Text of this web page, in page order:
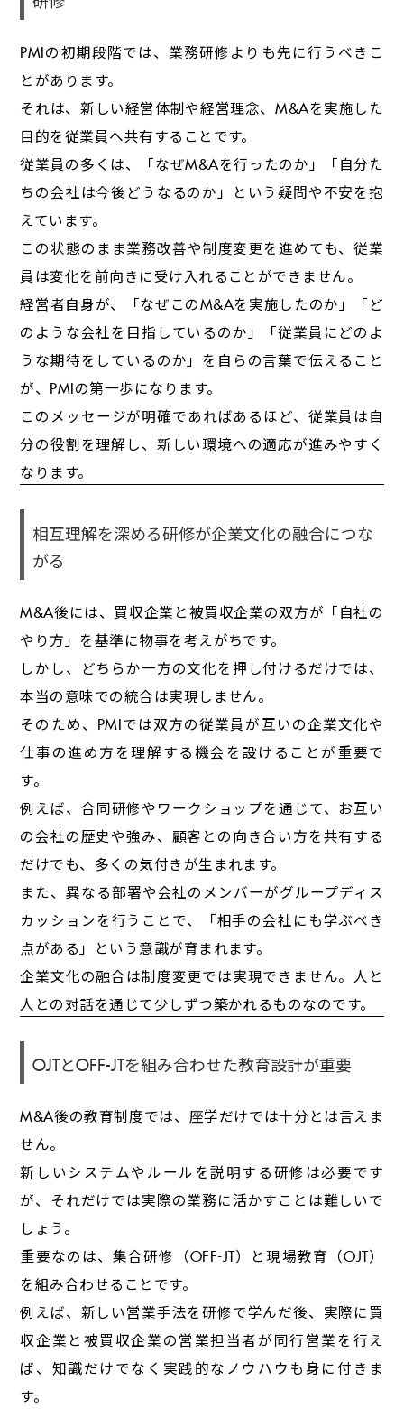
PMIの初期段階では、業務研修よりも先に行うべきこ
とがあります。
それは、新しい経営体制や経営理念、M&Aを実施した
目的を従業員へ共有することです。
従業員の多くは、「なぜM&Aを行ったのか」「自分た
ちの会社は今後どうなるのか」という疑問や不安を抱
えています。
この状態のまま業務改善や制度変更を進めても、従業
員は変化を前向きに受け入れることができません。
経営者自身が、「なぜこのM&Aを実施したのか」「ど
のような会社を目指しているのか」「従業員にどのよ
うな期待をしているのか」を自らの言葉で伝えること
が、PMIの第一歩になります。
このメッセージが明確であればあるほど、従業員は自
分の役割を理解し、新しい環境への適応が進みやすく
なります。
相互理解を深める研修が企業文化の融合につな
がる
M&A後には、買収企業と被買収企業の双方が「自社の
やり方」を基準に物事を考えがちです。
しかし、どちらか一方の文化を押し付けるだけでは、
本当の意味での統合は実現しません。
そのため、PMIでは双方の従業員が互いの企業文化や
仕事の進め方を理解する機会を設けることが重要で
す。
例えば、合同研修やワークショップを通じて、お互い
の会社の歴史や強み、顧客との向き合い方を共有する
だけでも、多くの気付きが生まれます。
また、異なる部署や会社のメンバーがグループディス
カッションを行うことで、「相手の会社にも学ぶべき
点がある」という意識が育まれます。
企業文化の融合は制度変更では実現できません。人と
人との対話を通じて少しずつ築かれるものなのです。
OJTとOFF-JTを組み合わせた教育設計が重要
M&A後の教育制度では、座学だけでは十分とは言えま
せん。
新しいシステムやルールを説明する研修は必要です
が、それだけでは実際の業務に活かすことは難しいで
しょう。
重要なのは、集合研修（OFF-JT）と現場教育（OJT）
を組み合わせることです。
例えば、新しい営業手法を研修で学んだ後、実際に買
収企業と被買収企業の営業担当者が同行営業を行え
ば、知識だけでなく実践的なノウハウも身に付きま
す。